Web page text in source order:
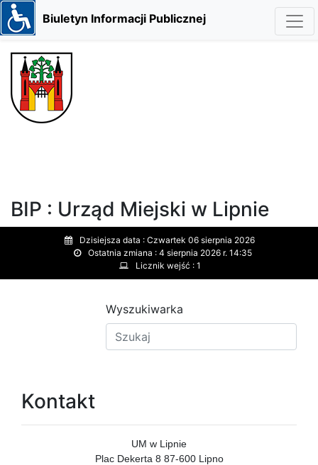
Biuletyn Informacji Publicznej
BIP : Urząd Miejski w Lipnie
Dzisiejsza data : Czwartek 06 sierpnia 2026
Ostatnia zmiana : 4 sierpnia 2026 r. 14:35
Licznik wejść : 1
Wyszukiwarka
Kontakt
UM w Lipnie
Plac Dekerta 8 87-600 Lipno